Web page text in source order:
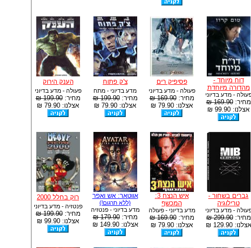
דוח מיוחד -
מהדורה מיוחדת
- מדע בדיוני
מחיר:169.90 ₪
אצלנו: 99.90 ₪
פסיפיק רים
פעולה - מדע בדיוני
מחיר:169.90 ₪
אצלנו: 79.90 ₪
צ'ק פתוח
מדע בדיוני - מתח
מחיר:199.90 ₪
אצלנו: 79.90 ₪
הענק הירוק
פעולה - מדע בדיוני
מחיר:199.90 ₪
אצלנו: 79.90 ₪
גברים בשחור -
טרילוגיה
- מדע בדיוני
מחיר:299.90 ₪
אצלנו: 129.90 ₪
איש הנצח 3:
המכשף
מדע בדיוני - פעולה
מחיר:169.90 ₪
אצלנו: 79.90 ₪
אווטאר: אש ואפר
(ללא תרגום!)
מדע בדיוני - פנטזיה
מחיר:179.90 ₪
אצלנו: 149.90 ₪
רוק בחלל 2000
פנטזיה - מדע בדיוני
מחיר:199.90 ₪
אצלנו: 99.90 ₪